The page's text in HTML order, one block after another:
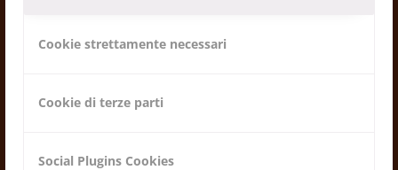
Cookie strettamente necessari
Cookie di terze parti
Social Plugins Cookies
Viaggio di alcuni membri di